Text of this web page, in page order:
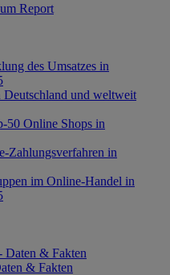
Report
des Umsatzes in
und weltweit
50 Online Shops in
Zahlungsverfahren in
im Online-Handel in
Daten & Fakten
& Fakten